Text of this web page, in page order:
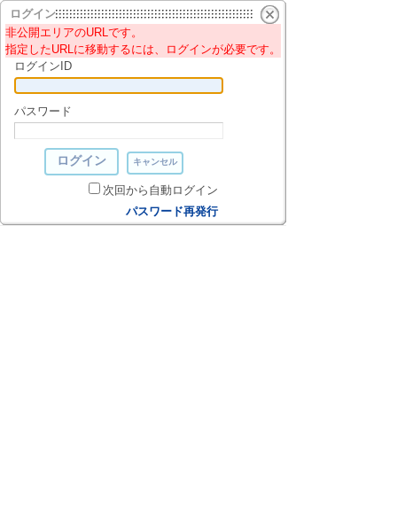
ログイン
非公開エリアのURLです。
指定したURLに移動するには、ログインが必要です。
ログインID
パスワード
次回から自動ログイン
パスワード再発行